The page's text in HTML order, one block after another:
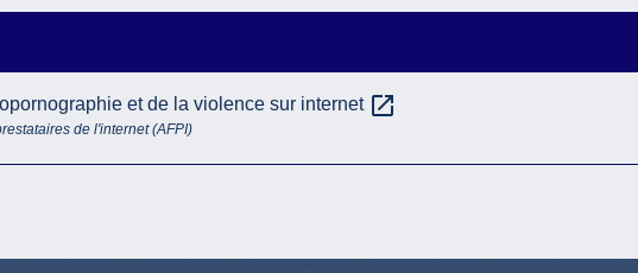
et de la violence sur internet open_in_new
de l'internet (AFPI)